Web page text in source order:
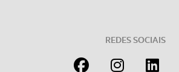
REDES SOCIAIS